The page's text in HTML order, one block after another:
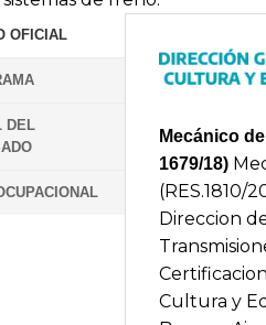
OFICIAL
DEL
Mecánico
1679/18)
(RES.1810/
Direccion
Cultura y